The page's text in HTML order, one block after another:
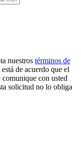
nuestros términos de
de acuerdo que el
comunique con usted
solicitud no lo obliga